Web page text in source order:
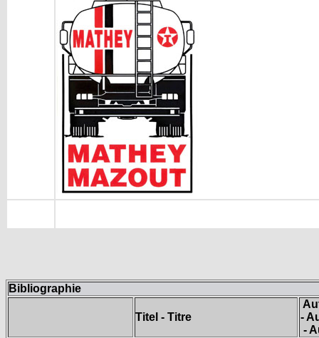
Bibliographie
Titel - Titre
-
-